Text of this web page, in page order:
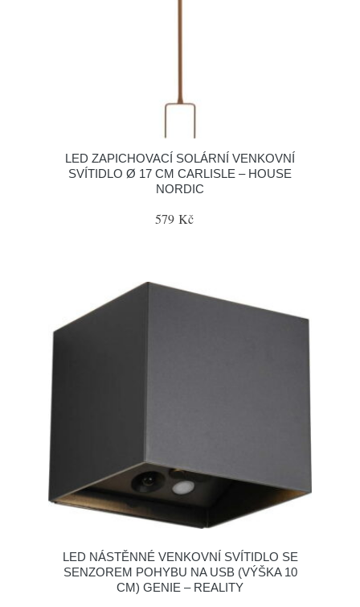
LED ZAPICHOVACÍ SOLÁRNÍ VENKOVNÍ
SVÍTIDLO Ø 17 CM CARLISLE – HOUSE
NORDIC
579 Kč
LED NÁSTĚNNÉ VENKOVNÍ SVÍTIDLO SE
SENZOREM POHYBU NA USB (VÝŠKA 10
CM) GENIE – REALITY